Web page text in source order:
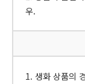
우.
1. 생화 상품의